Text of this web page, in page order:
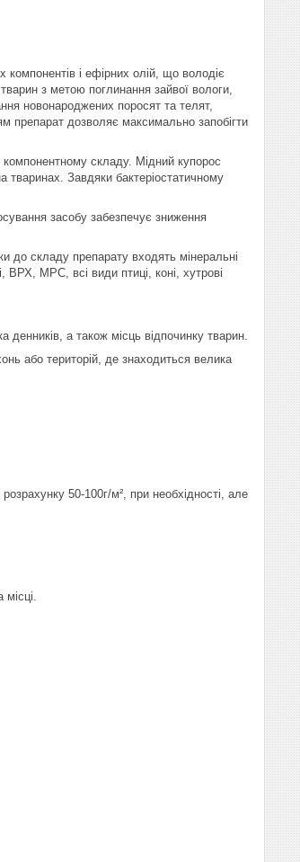
і ефірних олій, що володіє
з метою поглинання зайвої вологи,
новонароджених поросят та телят,
препарат дозволяє максимально запобігти
складу. Мідний купорос
тваринах. Завдяки бактеріостатичному
засобу забезпечує зниження
до складу препарату входять мінеральні
ВРХ, МРС, всі види птиці, коні, хутрові
а також місць відпочинку тварин.
або територій, де знаходиться велика
50-100г/м², при необхідності, але